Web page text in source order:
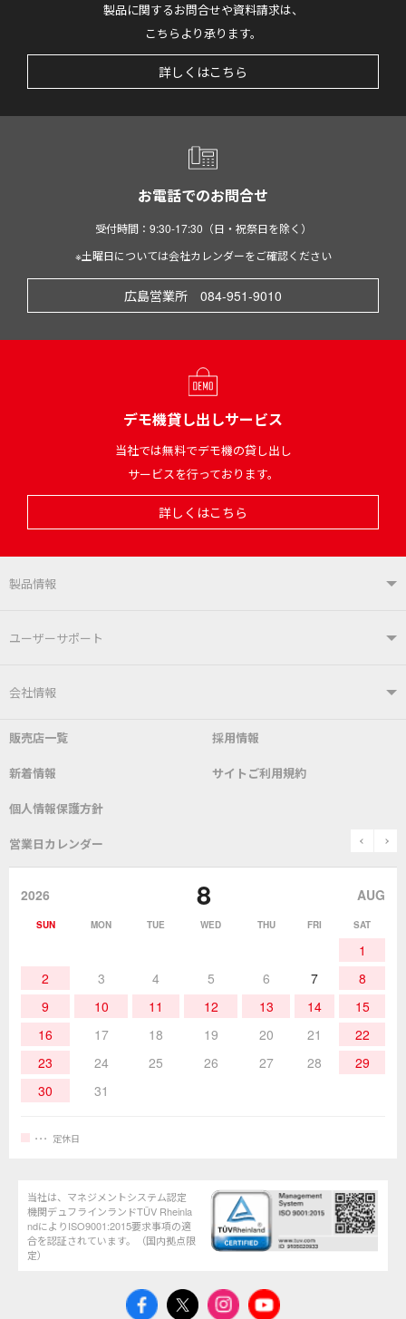
製品に関するお問合せや資料請求は、
こちらより承ります。
詳しくはこちら
お電話でのお問合せ
受付時間：9:30-17:30（日・祝祭日を除く）
※土曜日については会社カレンダーをご確認ください
広島営業所 084-951-9010
デモ機貸し出しサービス
当社では無料でデモ機の貸し出し
サービスを行っております。
詳しくはこちら
製品情報
製品情報TOP
はんだ付けシステム
こて先 自動はんだ送り装置
表面実装/SMT関連
作業環境／材料
ユーザーサポート
ユーザーサポートTOP
よくあるご質問 デモ機貸し出しサービス
SDS(MSDS)製品
取扱説明書
該非説明発行の申込み
会社情報
会社概要 社長あいさつ
グットのあゆみ
販売店一覧 採用情報
新着情報 サイトご利用規約
個人情報保護方針
営業日カレンダー prev
2026 8 AUG
SUN MON TUE WED THU FRI SAT
1
2
3 4 5 6 7
8
9
10 11 12 13 14
15
16
17 18 19 20 21
22
23
24 25 26 27 28
29
30
31
定休日
当社は、マネジメントシステム認定
機関デュフラインランドTÜV Rheinla
ndによりISO9001:2015要求事項の適
合を認証されています。（国内拠点限
定）